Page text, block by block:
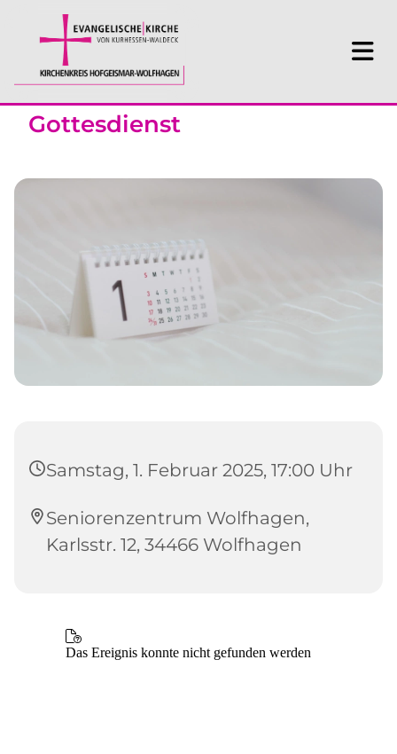
Gottesdienst
Samstag, 1. Februar 2025, 17:00 Uhr
Seniorenzentrum Wolfhagen,
Karlsstr. 12, 34466 Wolfhagen